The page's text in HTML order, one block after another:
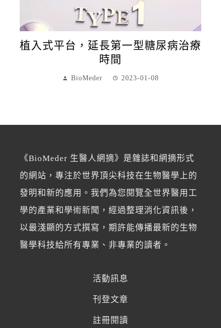
植入式平台，延長第一型糖尿病治療
時間
BioMeder 2023-01-08
《BioMeder 生醫人網摘》是雜誌和網摘形式
的網站，專注於世界頂尖科技在生物醫學上的
發明和新的應用。我們為您閱覽全世界醫用工
學的產業和學術新聞，經過整理消化資訊後，
以最淺顯的方式撰寫，期許能傳播最新的生物
醫學科技給所有專業、非專業的讀者。
活動訊息
刊登文章
註冊閱讀